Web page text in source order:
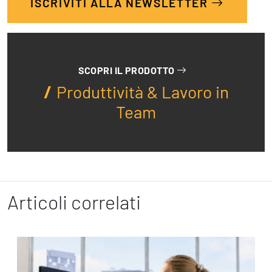
ISCRIVITI ALLA NEWSLETTER
SCOPRI IL PRODOTTO
Produttività & Lavoro in
Team
Articoli correlati